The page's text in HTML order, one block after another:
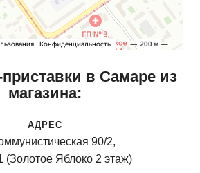
в Самаре из
магазина:
АДРЕС
90/2,
(Золотое Яблоко 2 этаж)